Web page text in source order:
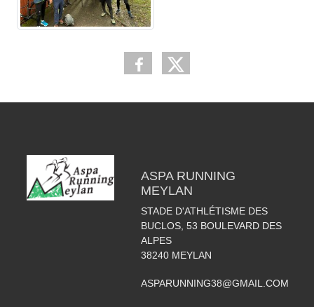
ASPA RUNNING
MEYLAN
STADE D'ATHLÉTISME DES
BUCLOS, 53 BOULEVARD DES
ALPES
38240 MEYLAN
ASPARUNNING38@GMAIL.COM